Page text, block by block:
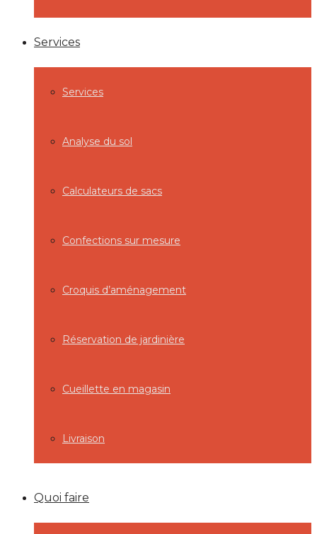
Services
Services
Analyse du sol
Calculateurs de sacs
Confections sur mesure
Croquis d’aménagement
Réservation de jardinière
Cueillette en magasin
Livraison
Quoi faire